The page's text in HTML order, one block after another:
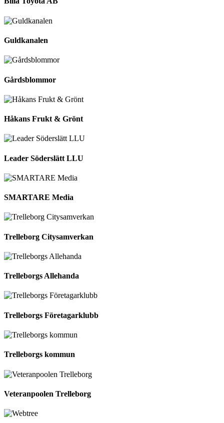
Guldkanalen
Gårdsblommor
Håkans Frukt & Grönt
Leader Söderslätt LLU
SMARTARE Media
Trelleborg Citysamverkan
Trelleborgs Allehanda
Trelleborgs Företagarklubb
Trelleborgs kommun
Veteranpoolen Trelleborg